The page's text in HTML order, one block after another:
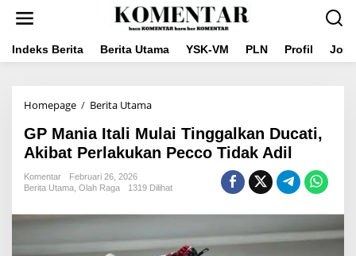
Indeks Berita Berita Utama YSK-VM PLN Profil
Homepage / Berita UtamaGP
Itali
Mulai
Tinggalkan
Akibat
Pecco
Adil
GP Mania Itali Mulai Tinggalkan Ducati,
Akibat Perlakukan Pecco Tidak Adil
Komentar
Februari 26, 2026
Berita Utama Olah Raga 1319 Dilihat